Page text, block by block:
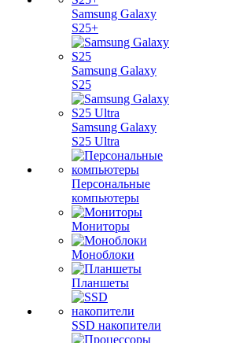
Samsung Galaxy
S25+
Samsung Galaxy
S25
Samsung Galaxy
S25 Ultra
Персональные
компьютеры
Мониторы
Моноблоки
Планшеты
SSD накопители